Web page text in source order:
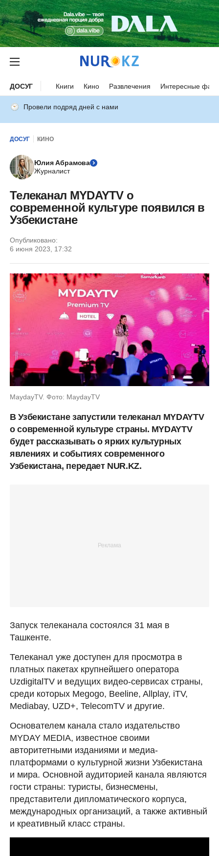
ДОСУГ Книги Кино Развлечения Интересные
Провели подряд дней с нами
ДОСУГ КИНО
Юлия Абрамова
Журналист
Телеканал MYDAYTV о
современной культуре появился в
Узбекистане
Опубликовано:
6 июня 2023, 17:32
MaydayTV. Фото: MaydayTV
В Узбекистане запустили телеканал MYDAYTV
о современной культуре страны. MYDAYTV
будет рассказывать о ярких культурных
явлениях и событиях современного
Узбекистана, передает NUR.KZ.
Запуск телеканала состоялся 31 мая в
Ташкенте.
Телеканал уже доступен для просмотра в
платных пакетах крупнейшего оператора
UzdigitalTV и ведущих видео-сервисах страны,
среди которых Megogo, Beeline, Allplay, iTV,
Mediabay, UZD+, TelecomTV и другие.
Основателем канала стало издательство
MYDAY MEDIA, известное своими
авторитетными изданиями и медиа-
платформами о культурной жизни Узбекистана
и мира. Основной аудиторией канала являются
гости страны: туристы, бизнесмены,
представители дипломатического корпуса,
международных организаций, а также активный
и креативный класс страны.